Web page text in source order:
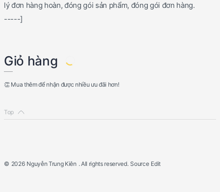
lý đơn hàng hoàn, đóng gói sản phẩm, đóng gói đơn hàng.
-----]
Giỏ hàng
👏 Mua thêm để nhận được nhiều ưu đãi hơn!
© 2026 Nguyễn Trung Kiên . All rights reserved. Source Edit